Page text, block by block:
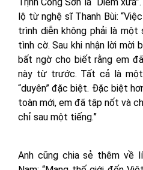
lộ từ nghệ sĩ Thanh Bùi:
trình diễn không phải là
tình cờ. Sau khi nhận lời mời
bất ngờ cho biết rằng em
này từ trước. Tất cả là
“duyên” đặc biệt. Đặc biệt
toàn mới, em đã tập nốt và
chỉ sau một tiếng.”
Anh cũng chia sẻ thêm về